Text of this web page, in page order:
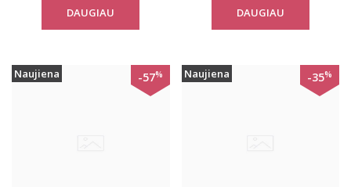
DAUGIAU DAUGIAU
Naujiena -57% Naujiena -35%